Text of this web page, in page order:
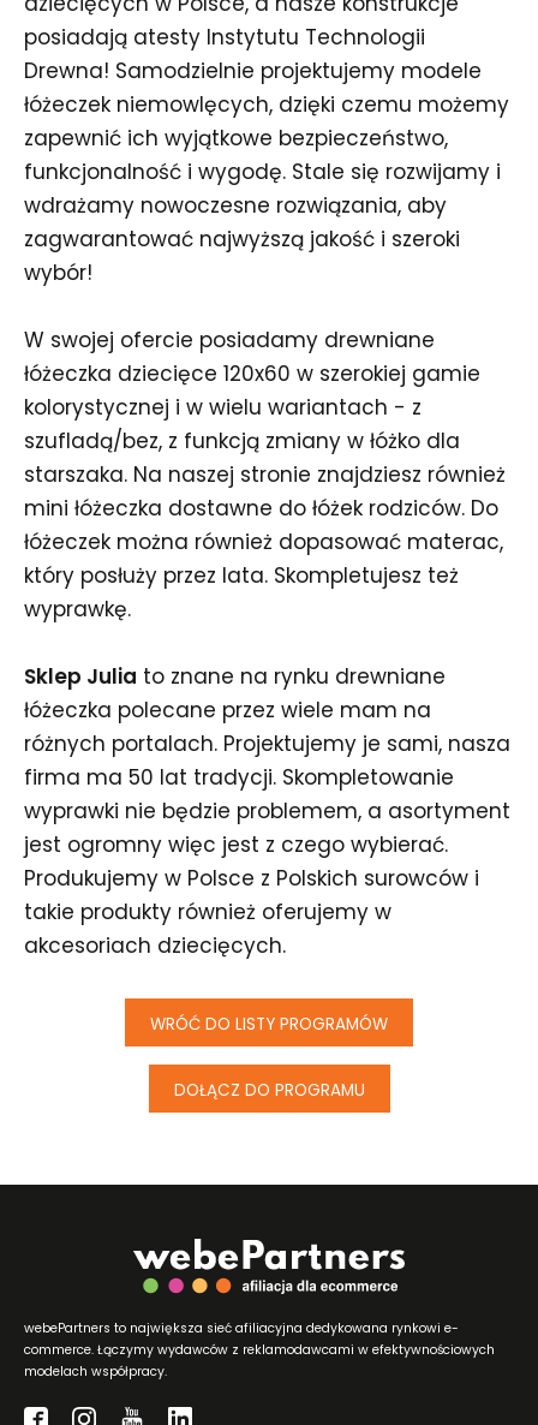
posiadają atesty Instytutu Technologii
Drewna! Samodzielnie projektujemy modele
łóżeczek niemowlęcych, dzięki czemu możemy
zapewnić ich wyjątkowe bezpieczeństwo,
funkcjonalność i wygodę. Stale się rozwijamy i
wdrażamy nowoczesne rozwiązania, aby
zagwarantować najwyższą jakość i szeroki
wybór!
W swojej ofercie posiadamy drewniane
łóżeczka dziecięce 120x60 w szerokiej gamie
kolorystycznej i w wielu wariantach - z
szufladą/bez, z funkcją zmiany w łóżko dla
starszaka. Na naszej stronie znajdziesz również
mini łóżeczka dostawne do łóżek rodziców. Do
łóżeczek można również dopasować materac,
który posłuży przez lata. Skompletujesz też
wyprawkę.
Sklep Julia to znane na rynku drewniane
łóżeczka polecane przez wiele mam na
różnych portalach. Projektujemy je sami, nasza
firma ma 50 lat tradycji. Skompletowanie
wyprawki nie będzie problemem, a asortyment
jest ogromny więc jest z czego wybierać.
Produkujemy w Polsce z Polskich surowców i
takie produkty również oferujemy w
akcesoriach dziecięcych.
WRÓĆ DO LISTY PROGRAMÓW
DOŁĄCZ DO PROGRAMU
webePartners to największa sieć afiliacyjna dedykowana rynkowi e-
commerce. Łączymy wydawców z reklamodawcami w efektywnościowych
modelach współpracy.